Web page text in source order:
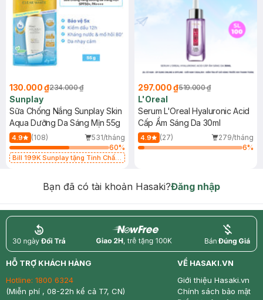
130.000 ₫234.000 ₫
Sunplay
Sữa Chống Nắng Sunplay Skin
Aqua Dưỡng Da Sáng Mịn 55g
4.9 (108)
531/tháng
60%
Bill 199K Sunplay tặng Tinh Chất
297.000 ₫519.000 ₫
L'Oreal
Serum L'Oreal Hyaluronic Acid
Cấp Ẩm Sáng Da 30ml
4.9 (27)
279/tháng
6%
Bạn đã có tài khoản Hasaki?Đăng nhập
return nowfree price
HỖ TRỢ KHÁCH HÀNG
Hotline: 1800 6324
(Miễn phí , 08-22h kể cả T7, CN)
VỀ HASAKI.VN
Giới thiệu Hasaki.vn
Chính sách bảo mật